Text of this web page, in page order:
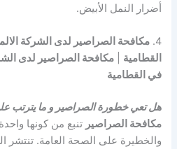
أضرار النمل الأبيض.
4. مكافحة الصراصير لدى الشركة
القطامية |مكافحة الصراصير لدى
في القطامية
هل تعي خطورة الصراصير و ما يترتب
مكافحة الصراصير تنبع من كونها
والخطيرة على الصحة العامة. تنتشر